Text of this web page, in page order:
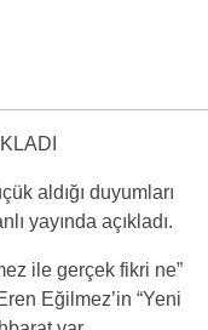
aldığı duyumları
yayında açıkladı.
ile gerçek fikri ne”
Eğilmez’in “Yeni